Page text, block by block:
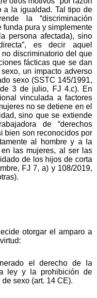
a la igualdad. Tal tipo de
la “discriminación
funda pura y simplemente
persona afectada), sino
es decir aquel
discriminatorio del que
fácticas que se dan
un impacto adverso
sexo (SSTC 145/1991,
3 de julio, FJ 4.c). En
vinculada a factores
no se detiene en el
sino que se extiende
de “derechos
bien son reconocidos por
al hombre y a la
las mujeres, al ser las
de los hijos de corta
FJ 7, a) y 108/2019,
otorgar el amparo a
el derecho de la
ley y la prohibición de
sexo (art. 14 CE).